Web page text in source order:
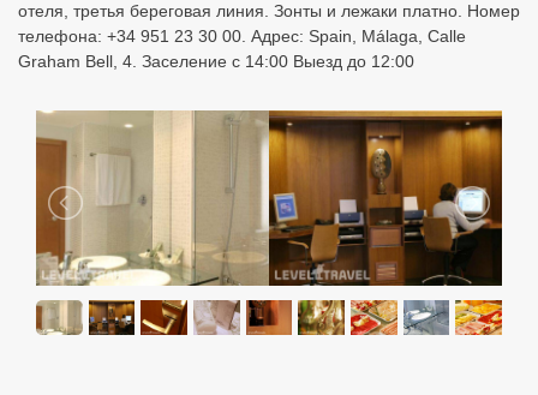
отеля, третья береговая линия. Зонты и лежаки платно. Номер
телефона: +34 951 23 30 00. Адрес: Spain, Málaga, Calle
Graham Bell, 4. Заселение с 14:00 Выезд до 12:00